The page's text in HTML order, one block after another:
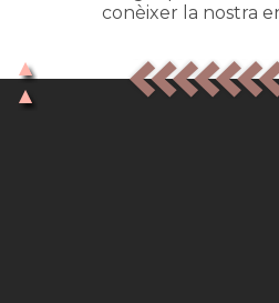
conèixer la nostra